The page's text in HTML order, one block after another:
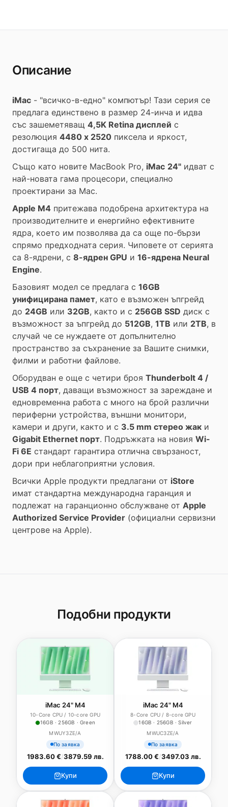
Описание
iMac - "всичко-в-едно" компютър! Тази серия се
предлага единствено в размер 24-инча и идва
със зашеметяващ 4,5K Retina дисплей с
резолюция 4480 x 2520 пиксела и яркост,
достигаща до 500 нита.
Също като новите MacBook Pro, iMac 24" идват с
най-новата гама процесори, специално
проектирани за Mac.
Apple М4 притежава подобрена архитектура на
производителните и енергийно ефективните
ядра, което им позволява да са още по-бързи
спрямо предходната серия. Чиповете от серията
са 8-ядрени, с 8-ядрен GPU и 16-ядрена Neural
Engine.
Базовият модел се предлага с 16GB
унифицирана памет, като е възможен ъпгрейд
до 24GB или 32GB, както и с 256GB SSD диск с
възможност за ъпгрейд до 512GB, 1TB или 2TB, в
случай че се нуждаете от допълнително
пространство за съхранение за Вашите снимки,
филми и работни файлове.
Оборудван е още с четири броя Thunderbolt 4 /
USB 4 порт, даващи възможност за зареждане и
едновременна работа с много на брой различни
периферни устройства, външни монитори,
камери и други, както и с 3.5 mm стерео жак и
Gigabit Ethernet порт. Подръжката на новия Wi-
Fi 6E стандарт гарантира отлична свързаност,
дори при неблагоприятни условия.
Всички Apple продукти предлагани от iStore
имат стандартна международна гаранция и
подлежат на гаранционно обслужване от Apple
Authorized Service Provider (официални сервизни
центрове на Apple).
Подобни продукти
iMac 24" M4
10-Core CPU / 10-core GPU
16GB · 256GB · Green
MWUY3ZE/A
По заявка
1983.60 €/3879.59 лв.
Купи
iMac 24" M4
8-Core CPU / 8-core GPU
16GB · 256GB · Silver
MWUC3ZE/A
По заявка
1788.00 €/3497.03 лв.
Купи